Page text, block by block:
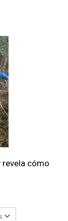
revela cómo